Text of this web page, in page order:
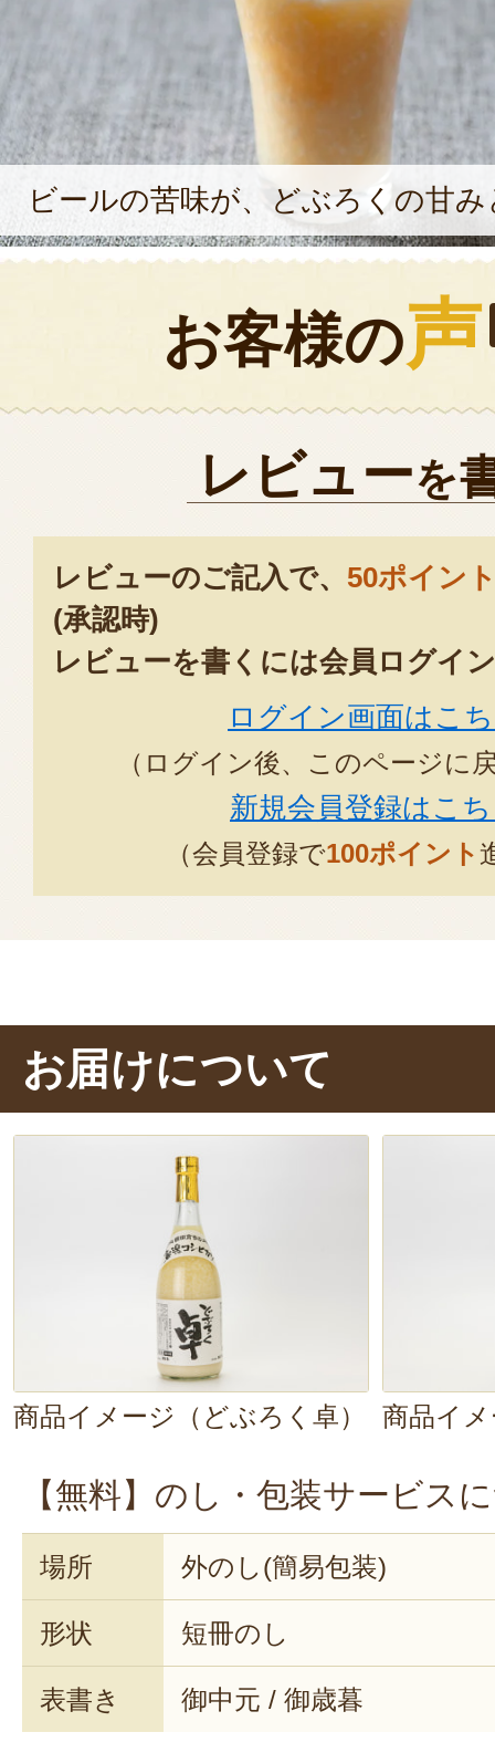
ビールの苦味が、どぶろくの甘
お客様の声
レビューを
レビューのご記入で、 50ポイン
(承認時)
レビューを書くには会員ログイ
ログイン画面はこ
（ログイン後、このページに
新規会員登録はこ
（会員登録で100ポイント
お届けについて
商品イメージ（どぶろく卓） 商品イ
【無料】のし・包装サービス
場所 外のし(簡易包装)
形状 短冊のし
表書き 御中元 / 御歳暮